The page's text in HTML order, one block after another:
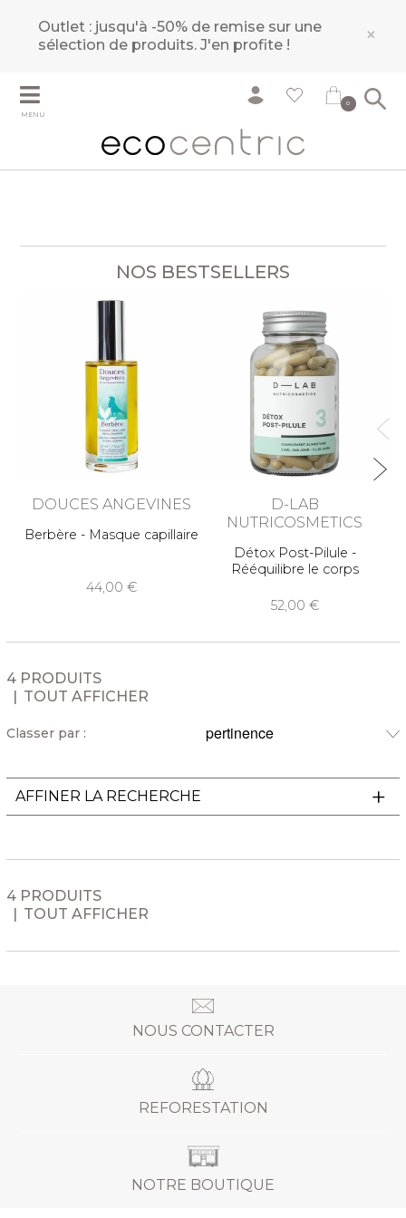
Outlet : jusqu'à -50% de remise sur une
sélection de produits.J'en profite ! ×
MENU
0
NOS BESTSELLERS
DOUCES ANGEVINES
Berbère - Masque capillaire
44,00
D-LAB
NUTRICOSMETICS
Détox Post-Pilule -
Rééquilibre le corps
52,00
4 PRODUITS
TOUT AFFICHER
Classer par :
AFFINER LA RECHERCHE
4 PRODUITS
TOUT AFFICHER
NOUS CONTACTER
REFORESTATION
NOTRE BOUTIQUE